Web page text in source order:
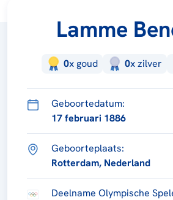
Lamme
0x goud 0xzilver
Geboortedatum:
17 februari 1886
Geboorteplaats:
Rotterdam, Nederland
Deelname Olympische